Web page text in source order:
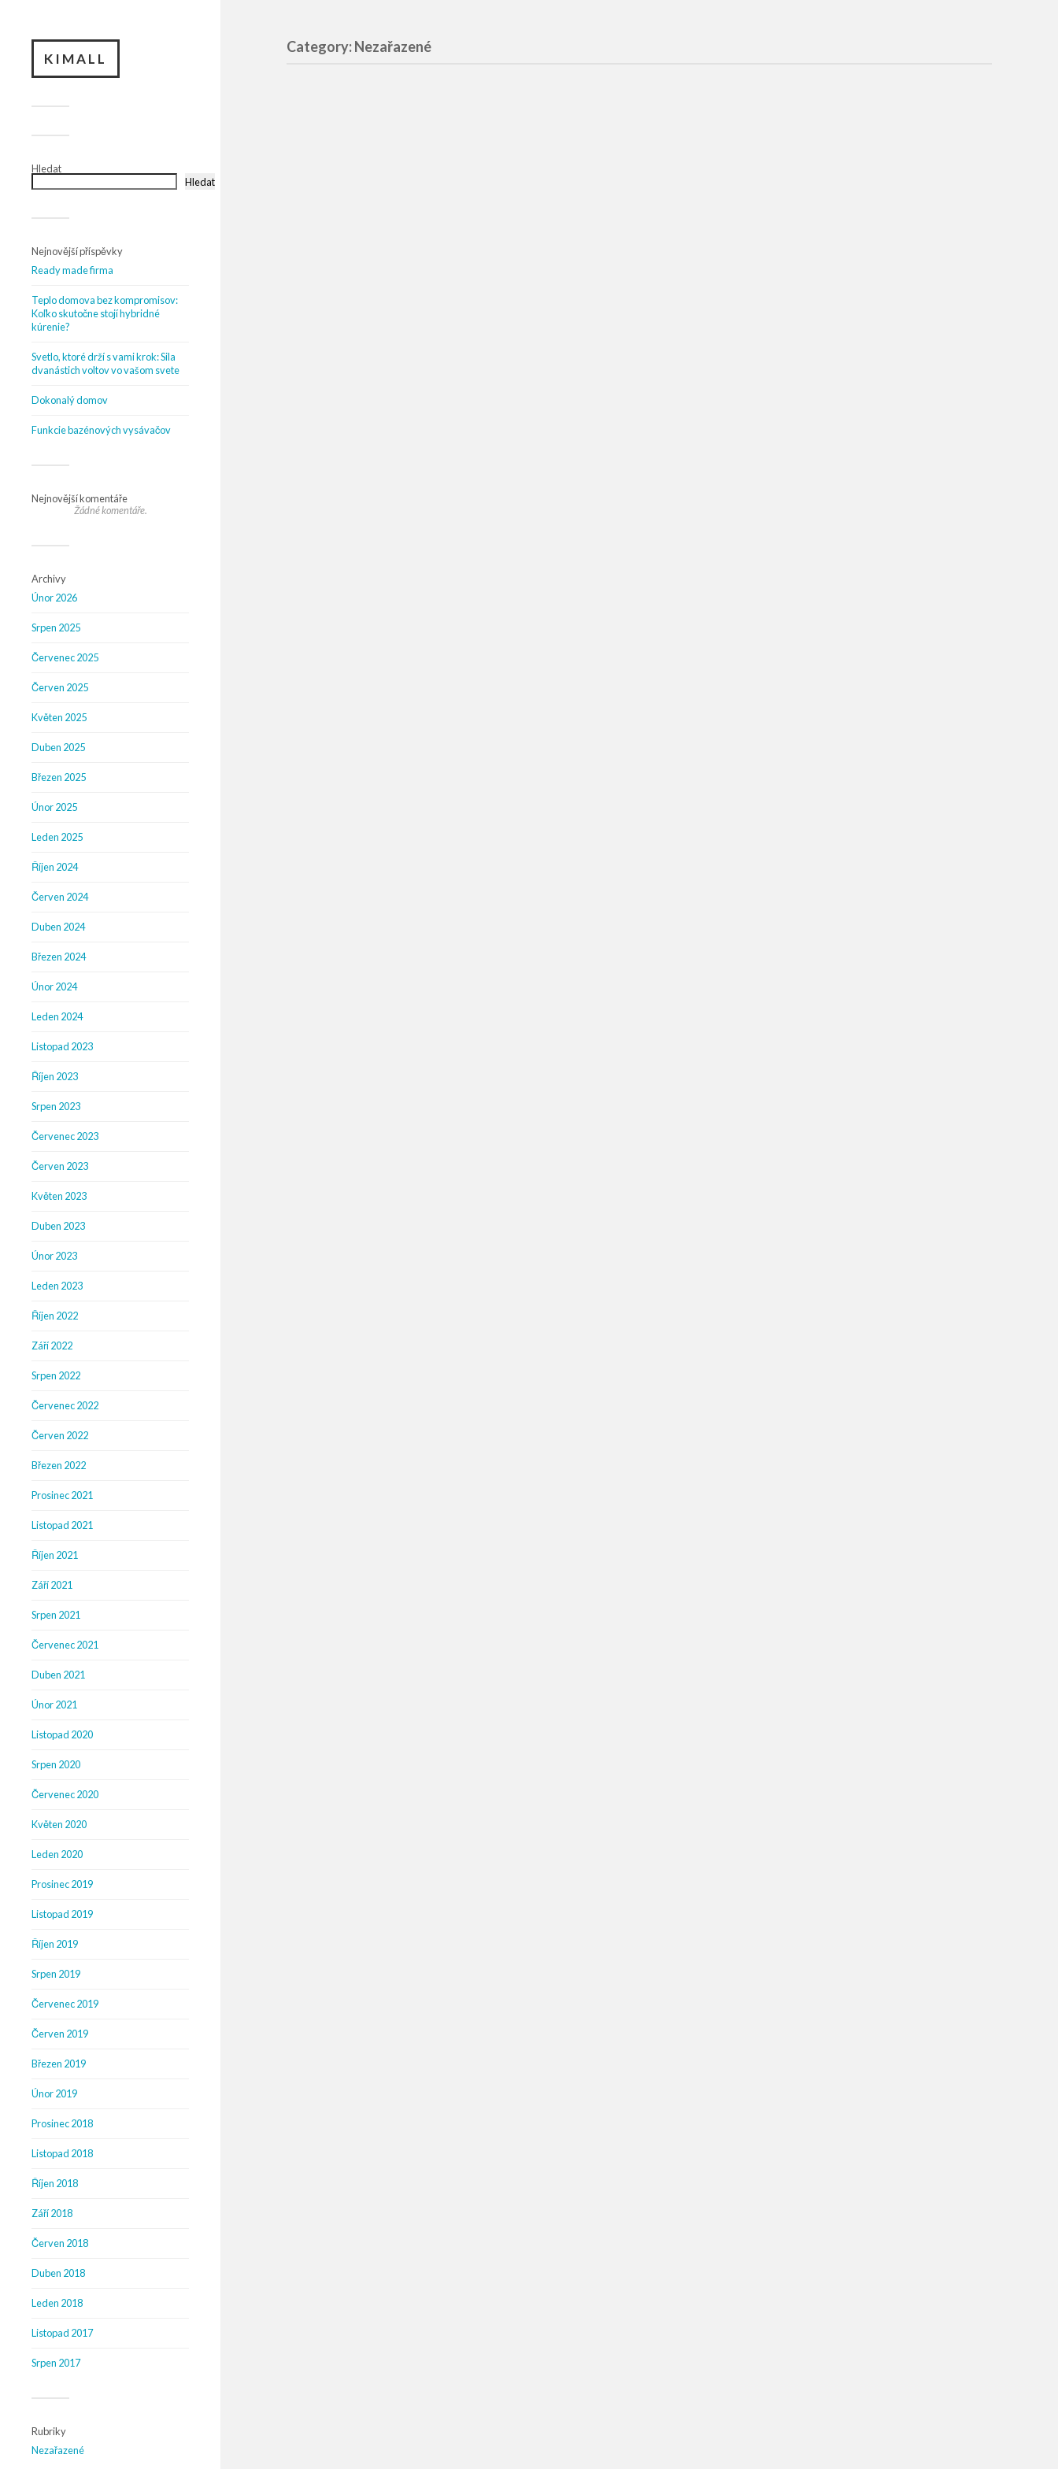
KIMALL
Hledat
Hledat
Nejnovější příspěvky
Ready made firma
Teplo domova bez kompromisov:
Koľko skutočne stojí hybridné
kúrenie?
Svetlo, ktoré drží s vami krok: Sila
dvanástich voltov vo vašom svete
Dokonalý domov
Funkcie bazénových vysávačov
Nejnovější komentáře
Žádné komentáře.
Archivy
Únor 2026
Srpen 2025
Červenec 2025
Červen 2025
Květen 2025
Duben 2025
Březen 2025
Únor 2025
Leden 2025
Říjen 2024
Červen 2024
Duben 2024
Březen 2024
Únor 2024
Leden 2024
Listopad 2023
Říjen 2023
Srpen 2023
Červenec 2023
Červen 2023
Květen 2023
Duben 2023
Únor 2023
Leden 2023
Říjen 2022
Září 2022
Srpen 2022
Červenec 2022
Červen 2022
Březen 2022
Prosinec 2021
Listopad 2021
Říjen 2021
Září 2021
Srpen 2021
Červenec 2021
Duben 2021
Únor 2021
Listopad 2020
Srpen 2020
Červenec 2020
Květen 2020
Leden 2020
Prosinec 2019
Listopad 2019
Říjen 2019
Srpen 2019
Červenec 2019
Červen 2019
Březen 2019
Únor 2019
Prosinec 2018
Listopad 2018
Říjen 2018
Září 2018
Červen 2018
Duben 2018
Leden 2018
Listopad 2017
Srpen 2017
Rubriky
Nezařazené
Category: Nezařazené